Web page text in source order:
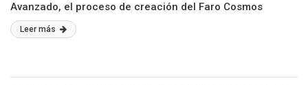
Avanzado, el proceso de creación del Faro Cosmos
Leer más